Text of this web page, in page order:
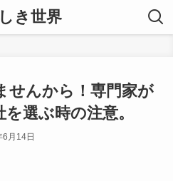
き世界
せんから！専門家が
選ぶ時の注意。
月14日